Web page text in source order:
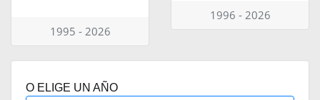
1995 - 2026
1996 - 2026
O ELIGE UN AÑO